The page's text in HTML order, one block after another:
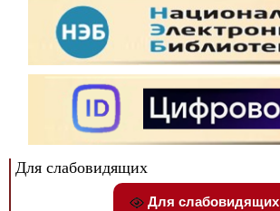
Для слабовидящих
Для слабовидящих